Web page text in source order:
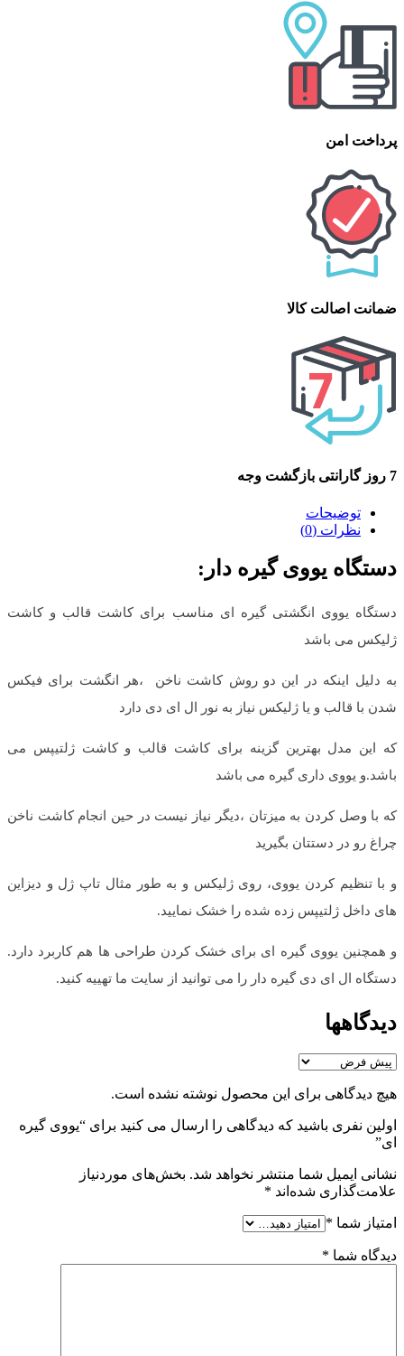
پرداخت امن
ضمانت اصالت کالا
7 روز گارانتی بازگشت وجه
توضیحات
نظرات (0)
دستگاه یووی گیره دار:
دستگاه یووی انگشتی گیره ای مناسب برای کاشت قالب و کاشت
ژلیکس می باشد
به دلیل اینکه در این دو روش کاشت ناخن ،هر
انگشت برای فیکس
شدن با قالب و یا ژلیکس نیاز به نور ال ای دی دارد
که این مدل بهترین گزینه برای کاشت قالب و کاشت ژلتیپس می
باشد.و یووی داری گیره می باشد
که با وصل کردن به میزتان ،دیگر نیاز نیست در حین انجام کاشت ناخن
چراغ رو در دستتان بگیرید
و با تنظیم کردن یووی، روی ژلیکس و به طور مثال تاپ ژل و دیزاین
های داخل ژلتیپس زده شده را خشک نمایید.
و همچنین یووی گیره ای برای خشک کردن طراحی ها هم کاربرد دارد.
دستگاه ال ای دی گیره دار را می توانید از سایت ما تهییه کنید.
دیدگاهها
هیچ دیدگاهی برای این محصول نوشته نشده است.
اولین نفری باشید که دیدگاهی را ارسال می کنید برای “یووی گیره
ای”
نشانی ایمیل شما منتشر نخواهد شد. بخش‌های موردنیاز
علامت‌گذاری شده‌اند *
امتیاز شما *
دیدگاه شما *